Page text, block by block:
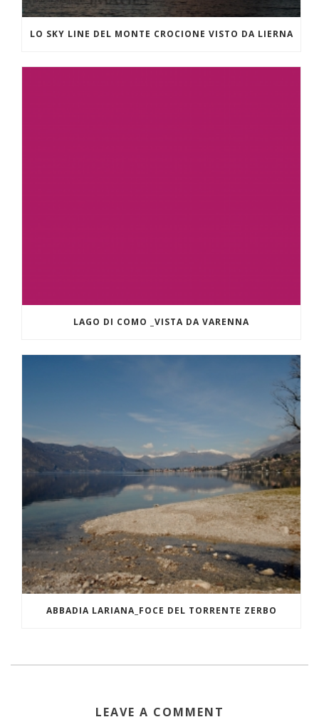
LO SKY LINE DEL MONTE CROCIONE VISTO DA LIERNA
LAGO DI COMO _VISTA DA VARENNA
ABBADIA LARIANA_FOCE DEL TORRENTE ZERBO
LEAVE A COMMENT